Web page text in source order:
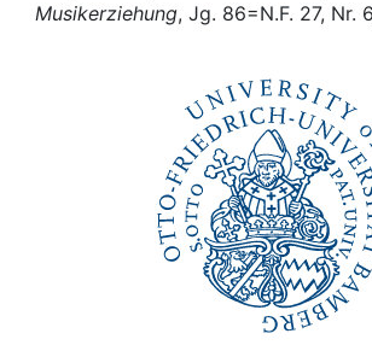
My FIS
Musikerziehung, Jg. 86=N.F. 27, Nr.